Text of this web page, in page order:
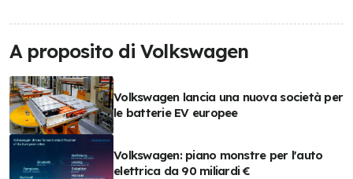
A proposito di Volkswagen
Volkswagen lancia una nuova società per
le batterie EV europee
Volkswagen: piano monstre per l'auto
elettrica da 90 miliardi €